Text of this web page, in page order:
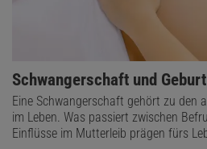
Schwangerschaft und Geburt
Eine Schwangerschaft gehört zu den
im Leben. Was passiert zwischen
Einflüsse im Mutterleib prägen fürs